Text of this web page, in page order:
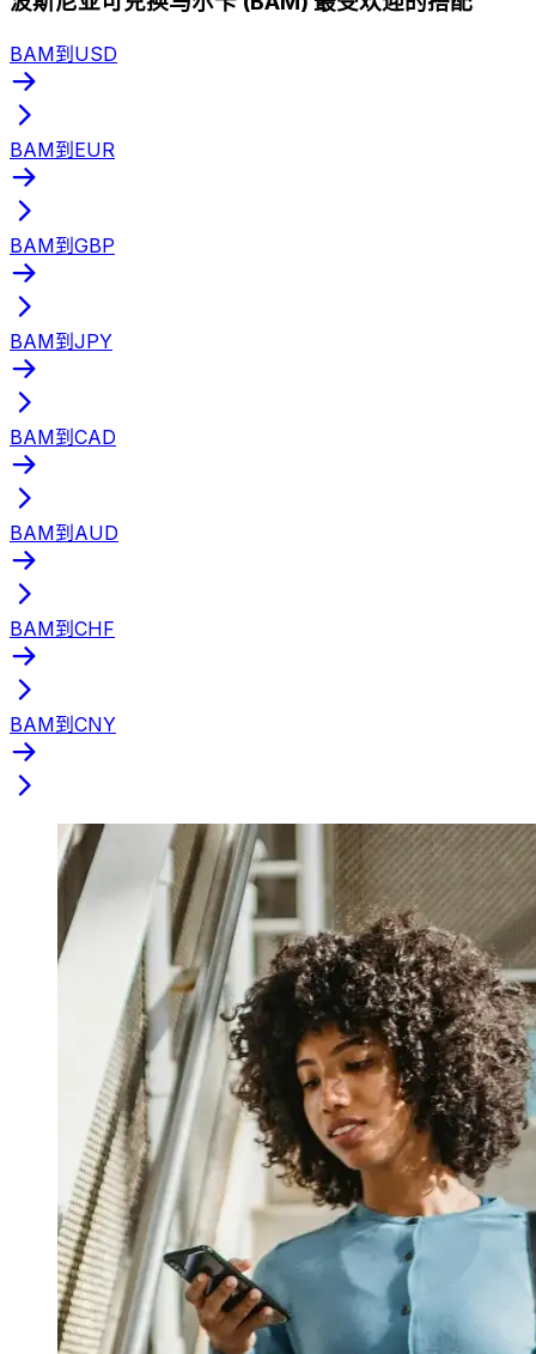
BAM到USD
BAM到EUR
BAM到GBP
BAM到JPY
BAM到CAD
BAM到AUD
BAM到CHF
BAM到CNY